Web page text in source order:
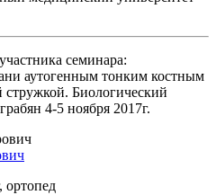
семинара:
аутогенным тонким костным
стружкой. Биологический
4-5 ноября 2017г.
ортопед